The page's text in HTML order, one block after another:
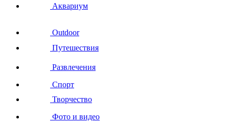
Аквариум
Outdoor
Путешествия
Развлечения
Спорт
Творчество
Фото и видео